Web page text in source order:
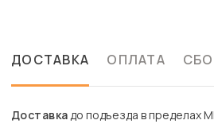
ДОСТАВКА ОПЛАТА
Доставкадо подъезда в пределах